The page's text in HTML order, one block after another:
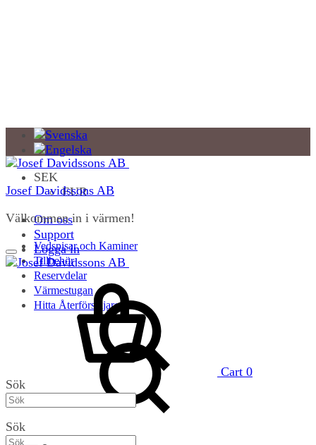
SEK
EUR
Om oss
Support
Logga in
Josef Davidssons AB
Välkommen in i värmen!
Vedspisar och Kaminer
Tillbehör
Reservdelar
Värmestugan
Hitta Återförsäljare
Sök
Cart 0
Sök